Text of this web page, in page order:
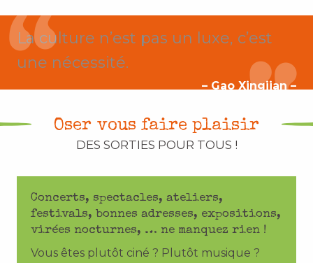
La culture n’est pas un luxe, c’est
une nécessité.
– Gao Xingjian –
Oser vous faire plaisir
DES SORTIES POUR TOUS !
Concerts, spectacles, ateliers,
festivals, bonnes adresses, expositions,
virées nocturnes, … ne manquez rien !
Vous êtes plutôt ciné ? Plutôt musique ?